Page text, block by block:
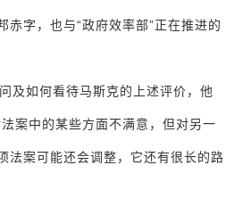
赤字，也与“政府效率部”正在推进的
及如何看待马斯克的上述评价，他
案中的某些方面不满意，但对另一
法案可能还会调整，它还有很长的路